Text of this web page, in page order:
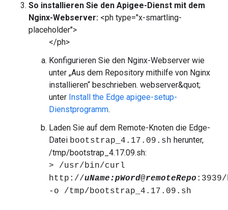
So installieren Sie den Apigee-Dienst mit dem
Nginx-Webserver: <ph type="x-smartling-
placeholder">
</ph>
Konfigurieren Sie den Nginx-Webserver wie
unter „Aus dem Repository mithilfe von Nginx
installieren“ beschrieben. webserver&quot;
unter Install the Edge apigee-setup-
Dienstprogramm.
Laden Sie auf dem Remote-Knoten die Edge-
Datei bootstrap_4.17.09.sh herunter,
/tmp/bootstrap_4.17.09.sh:
> /usr/bin/curl
http://uName:pWord@remoteRepo
-o /tmp/bootstrap_4.17.09.sh